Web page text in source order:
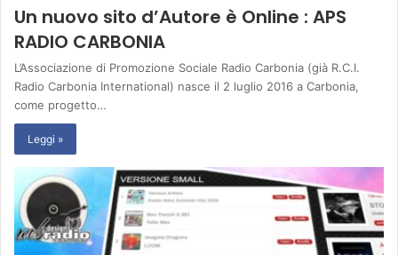
Un nuovo sito d’Autore è Online : APS
RADIO CARBONIA
L’Associazione di Promozione Sociale Radio Carbonia (già R.C.I.
Radio Carbonia International) nasce il 2 luglio 2016 a Carbonia,
come progetto…
Leggi »